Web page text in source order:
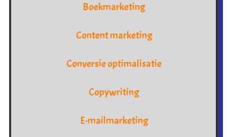
Boekmarketing
Content marketing
Conversie optimalisatie
Copywriting
E-mailmarketing